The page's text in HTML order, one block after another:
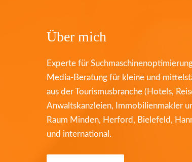
Über mich
Experte für
Media-Beratung für kleine und
aus der Tourismusbranche (Hotels,
Anwaltskanzleien, Immobilienmakler
Raum Minden, Herford, Bielefeld,
und international.